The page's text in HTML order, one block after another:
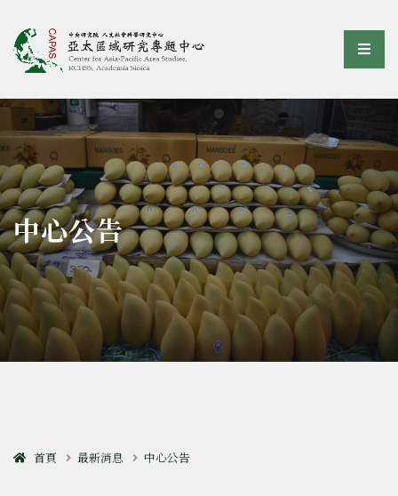
亞太區域研究專題中心選
:::
中心公告
首頁 最新消息 中心公告